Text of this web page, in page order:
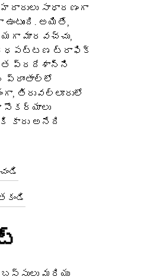
సాధారణంగా
అయితే,
మారవచ్చు,
ట్రాఫిక్
ప్రదేశాన్ని
ప్రాంతాల్లో
తిరువల్లూరులో
సౌకర్యాలు
కారు అనేది
మరియు